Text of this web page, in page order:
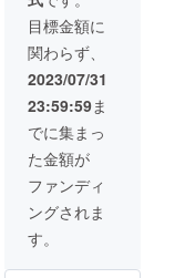
き大人1
名・小
学生以
下のお
子様1名
入店可)
以上の
ご利用
で1枚・
3000円
以上の
ご利用
で2枚お
使いい
ただけ
ます。
②お礼
のメー
カー1枚
目標金額に
関わらず、
2023/07/31
23:59:59ま
でに集まっ
た金額が
ファンディ
ングされま
す。